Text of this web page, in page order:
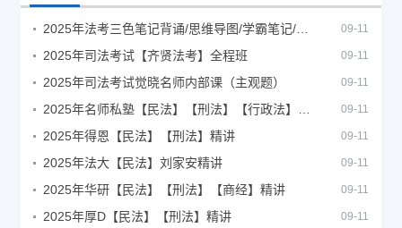
09-11
2025年司法考试【齐贤法考】全程班 09-11
2025年司法考试觉晓名师内部课（主观题） 09-11
09-11
2025年得恩【民法】【刑法】精讲 09-11
2025年法大【民法】刘家安精讲 09-11
2025年华研【民法】【刑法】【商经】精讲 09-11
2025年厚D【民法】【刑法】精讲 09-11